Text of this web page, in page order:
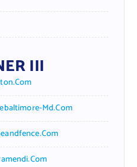
III
Md.com